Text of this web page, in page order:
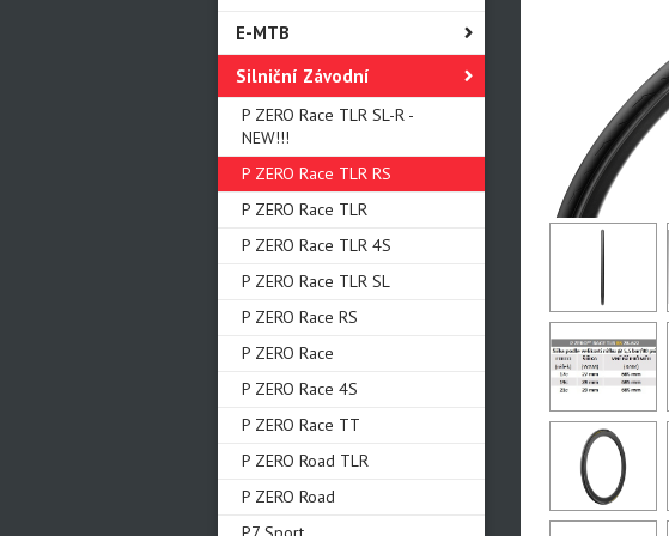
E-MTB
Silniční Závodní
P ZERO Race TLR SL-R -
NEW!!!
P ZERO Race TLR RS
P ZERO Race TLR
P ZERO Race TLR 4S
P ZERO Race TLR SL
P ZERO Race RS
P ZERO Race
P ZERO Race 4S
P ZERO Race TT
P ZERO Road TLR
P ZERO Road